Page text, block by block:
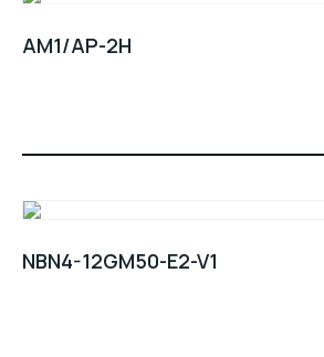
AM1/AP-2H
NBN4-12GM50-E2-V1